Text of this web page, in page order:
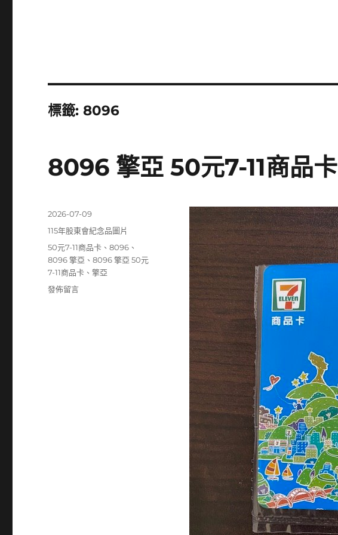
標籤:8096
8096 擎亞 50元7-11商品卡
發
期:
2026-07-09
分
115年股東會紀念品圖片
標
籤
50元7-11商品卡 、8096 、
8096 擎亞 、8096 擎亞 50元
7-11商品卡 、擎亞
在
發佈留言